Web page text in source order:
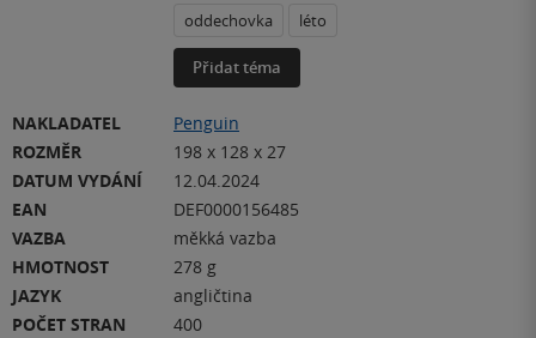
oddechovka
léto
Přidat téma
NAKLADATEL
Penguin
ROZMĚR
198 x 128 x 27
DATUM VYDÁNÍ
12.04.2024
EAN
DEF0000156485
VAZBA
měkká vazba
HMOTNOST
278 g
JAZYK
angličtina
POČET STRAN
400